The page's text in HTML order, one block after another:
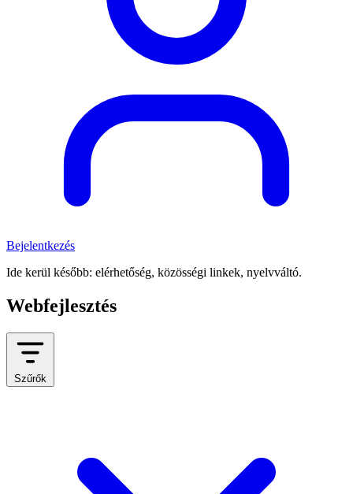
Bejelentkezés
Ide kerül később: elérhetőség, közösségi linkek, nyelvváltó.
Webfejlesztés
Szűrők